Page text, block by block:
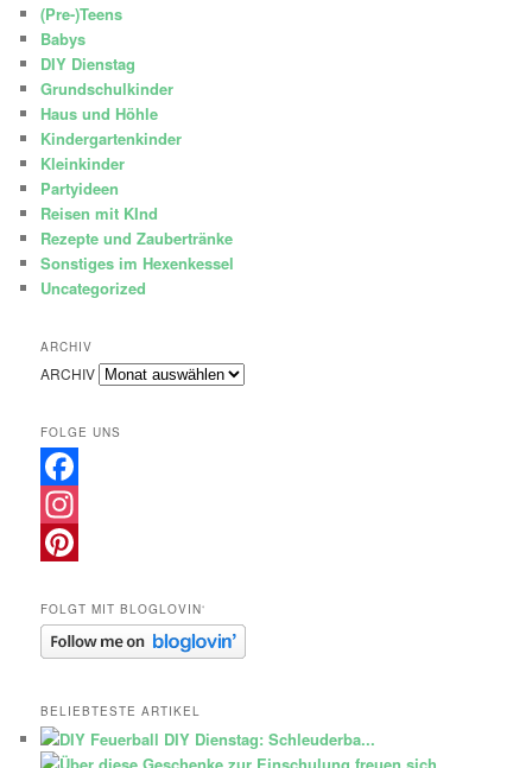
(Pre-)Teens
Babys
DIY Dienstag
Grundschulkinder
Haus und Höhle
Kindergartenkinder
Kleinkinder
Partyideen
Reisen mit KInd
Rezepte und Zaubertränke
Sonstiges im Hexenkessel
Uncategorized
ARCHIV
ARCHIV
FOLGE UNS
Facebook
Instagram
FOLGT MIT BLOGLOVIN‘
BELIEBTESTE ARTIKEL
DIY Dienstag: Schleuderba...